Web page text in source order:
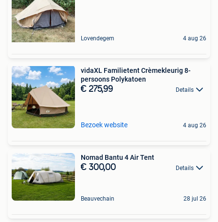
Lovendegem 4 aug 26
vidaXL Familietent Crèmekleurig 8-
persoons Polykatoen
€ 275,99 Details
Bezoek website 4 aug 26
Nomad Bantu 4 Air Tent
€ 300,00 Details
Beauvechain 28 jul 26